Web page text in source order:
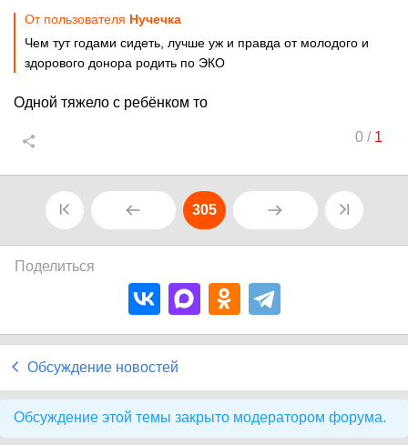
От пользователя Нучечка
Чем тут годами сидеть, лучше уж и правда от молодого и
здорового донора родить по ЭКО
Одной тяжело с ребёнком то
0/ 1
305
Поделиться
Обсуждение новостей
Обсуждение этой темы закрыто модератором форума.